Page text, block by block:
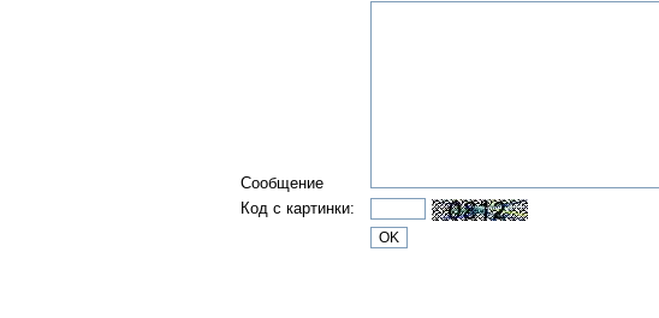
Сообщение
Код с картинки: